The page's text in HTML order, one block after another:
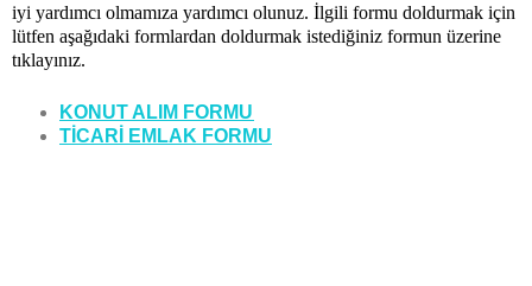
iyi yardımcı olmamıza yardımcı olunuz. İlgili formu doldurmak için
lütfen aşağıdaki formlardan doldurmak istediğiniz formun üzerine
tıklayınız.
KONUT ALIM FORMU
TİCARİ EMLAK FORMU